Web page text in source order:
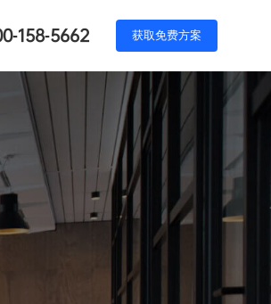
158-5662 获取免费方案